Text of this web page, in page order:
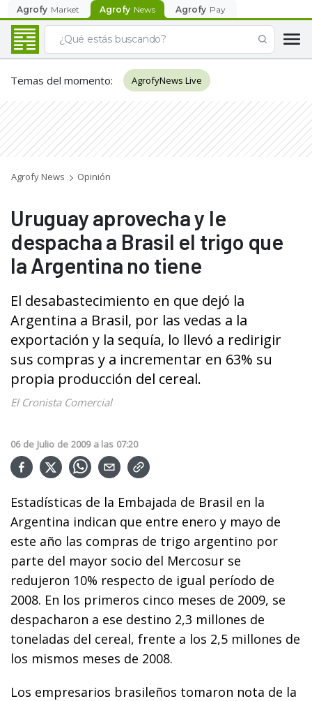
Agrofy Market Agrofy News Agrofy Pay
Temas del momento: AgrofyNews Live
Agrofy News Opinión
Uruguay aprovecha y le
despacha a Brasil el trigo que
la Argentina no tiene
El desabastecimiento en que dejó la
Argentina a Brasil, por las vedas a la
exportación y la sequía, lo llevó a redirigir
sus compras y a incrementar en 63% su
propia producción del cereal.
El Cronista Comercial
06 de Julio de 2009 a las 07:20
Estadísticas de la Embajada de Brasil en la
Argentina indican que entre enero y mayo de
este año las compras de trigo argentino por
parte del mayor socio del Mercosur se
redujeron 10% respecto de igual período de
2008. En los primeros cinco meses de 2009, se
despacharon a ese destino 2,3 millones de
toneladas del cereal, frente a los 2,5 millones de
los mismos meses de 2008.
Los empresarios brasileños tomaron nota de la